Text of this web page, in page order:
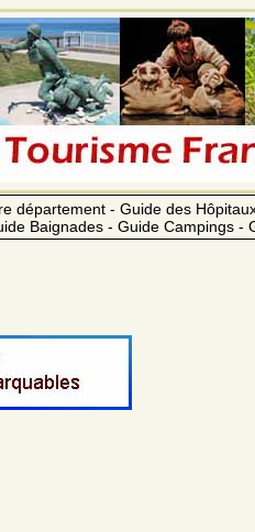
département - Guide des
Baignades - Guide Campings -